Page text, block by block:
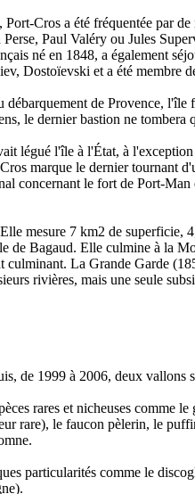
Cros a été fréquentée par
Paul Valéry ou Jules
né en 1848, a également
Dostoïevski et a été membre
de Provence,
le dernier bastion ne tombera
légué l'île à l'État, à
marque le dernier tournant
concernant le fort de Port-
mesure 7 km2 de superficie,
de Bagaud. Elle culmine à la
culminant. La Grande Garde
rivières, mais une seule
de 1999 à 2006, deux vallons
rares et nicheuses comme
rare), le faucon pèlerin, le
particularités comme le